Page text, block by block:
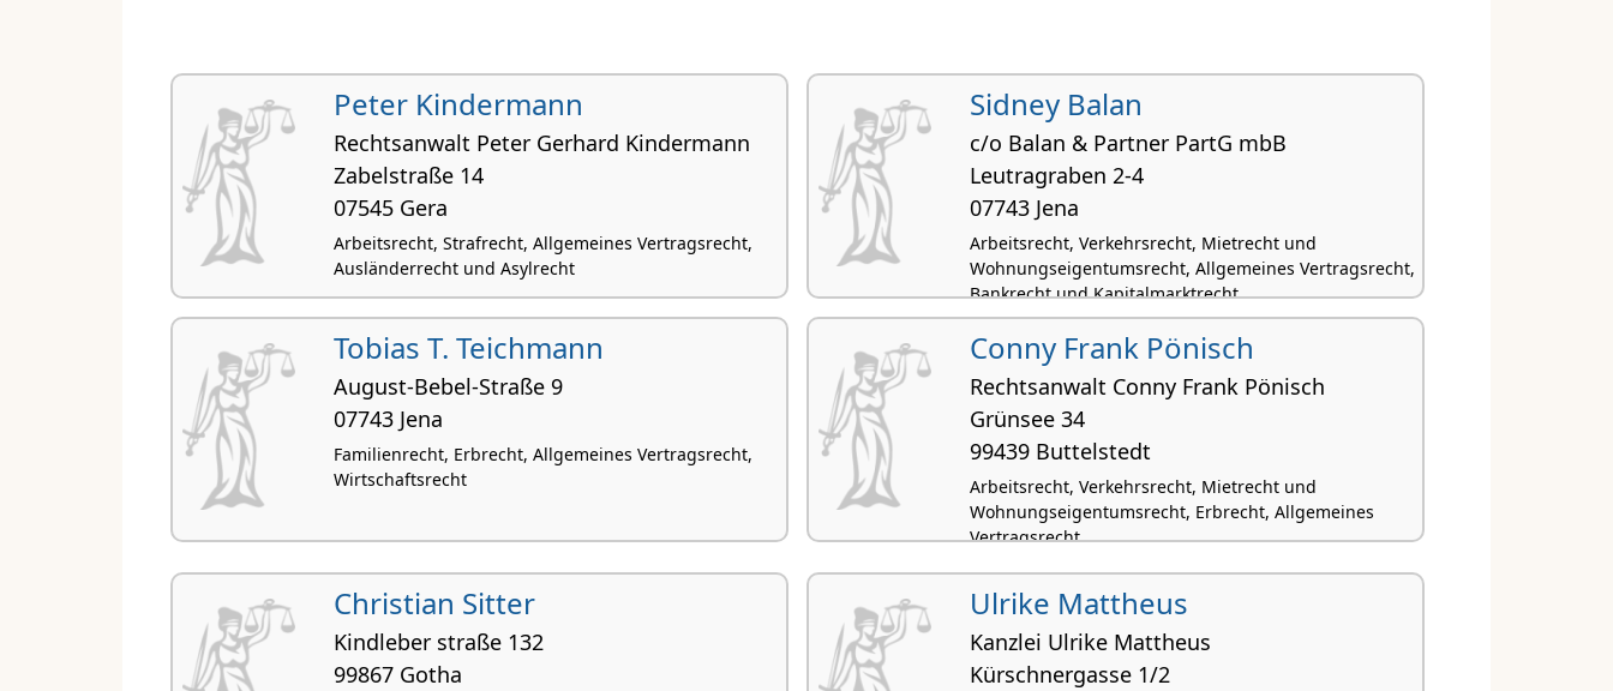
Peter Kindermann
Rechtsanwalt Peter Gerhard Kindermann
Zabelstraße 14
07545 Gera
Arbeitsrecht, Strafrecht, Allgemeines Vertragsrecht,
Ausländerrecht und Asylrecht
Sidney Balan
c/o Balan & Partner PartG mbB
Leutragraben 2-4
07743 Jena
Arbeitsrecht, Verkehrsrecht, Mietrecht und
Wohnungseigentumsrecht, Allgemeines Vertragsrecht,
Bankrecht und Kapitalmarktrecht
Tobias T. Teichmann
August-Bebel-Straße 9
07743 Jena
Familienrecht, Erbrecht, Allgemeines Vertragsrecht,
Wirtschaftsrecht
Conny Frank Pönisch
Rechtsanwalt Conny Frank Pönisch
Grünsee 34
99439 Buttelstedt
Arbeitsrecht, Verkehrsrecht, Mietrecht und
Wohnungseigentumsrecht, Erbrecht, Allgemeines
Vertragsrecht
Christian Sitter
Kindleber straße 132
99867 Gotha
Ulrike Mattheus
Kanzlei Ulrike Mattheus
Kürschnergasse 1/2